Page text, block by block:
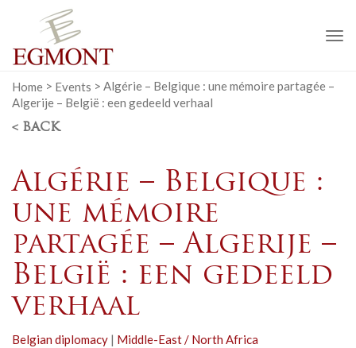
Home > Events > Algérie – Belgique : une mémoire partagée –
Algerije – België : een gedeeld verhaal
< BACK
Algérie – Belgique :
une mémoire
partagée – Algerije –
België : een gedeeld
verhaal
Belgian diplomacy | Middle-East / North Africa